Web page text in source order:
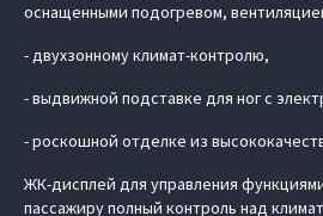
оснащенными подогревом,
- двухзонному климат-контролю,
- выдвижной подставке для ног с
- роскошной отделке из
ЖК-дисплей для управления
пассажиру полный контроль над